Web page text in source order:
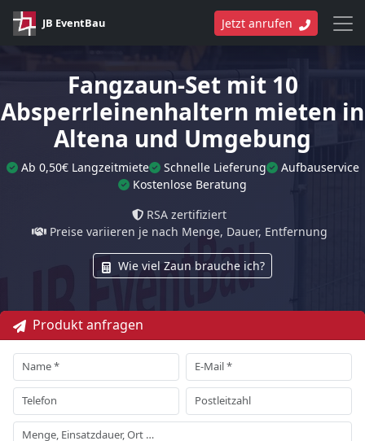
JB EventBau Jetzt anrufen
Fangzaun-Set mit 10
Absperrleinenhaltern mieten in
Altena und Umgebung
Ab 0,50€ Langzeitmiete Schnelle Lieferung
Aufbauservice
Kostenlose Beratung
RSA zertifiziert
Preise variieren je nach Menge, Dauer, Entfernung
Wie viel Zaun brauche ich?
Produkt anfragen